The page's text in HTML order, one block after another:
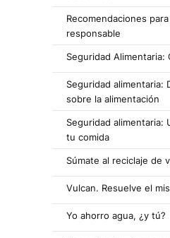
Recomendaciones
responsable
Seguridad Alimentaria:
Seguridad alimentaria:
sobre la alimentación
Seguridad alimentaria:
tu comida
Súmate al reciclaje de
Vulcan. Resuelve el
Yo ahorro agua, ¿y tú?